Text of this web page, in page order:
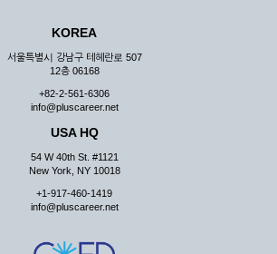
KOREA
서울특별시 강남구 테헤란로 507
12층 06168
+82-2-561-6306
info@pluscareer.net
USA HQ
54 W 40th St. #1121
New York, NY 10018
+1-917-460-1419
info@pluscareer.net